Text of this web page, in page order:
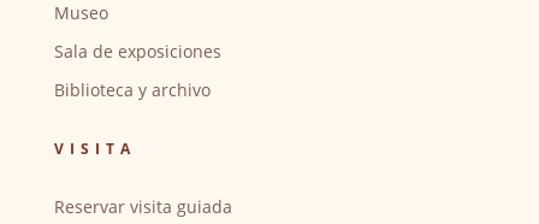
Museo
Sala de exposiciones
Biblioteca y archivo
VISITA
Reservar visita guiada